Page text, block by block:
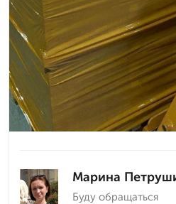
Марина
Буду обращаться